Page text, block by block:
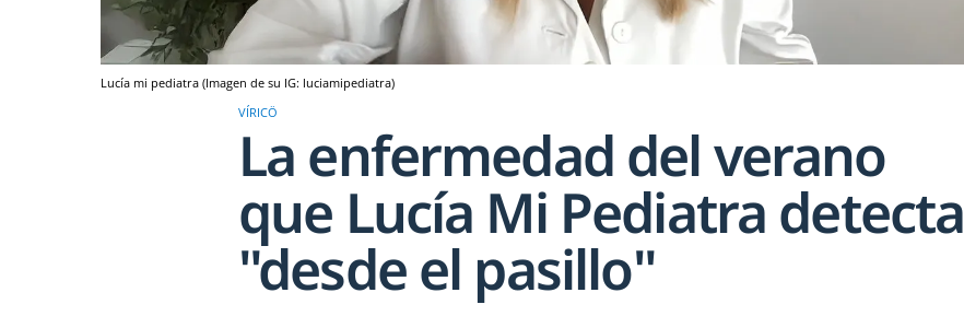
Lucía mi pediatra (Imagen de su IG: luciamipediatra)
VÍRICÖ
La enfermedad del verano
que Lucía Mi Pediatra detecta
"desde el pasillo"